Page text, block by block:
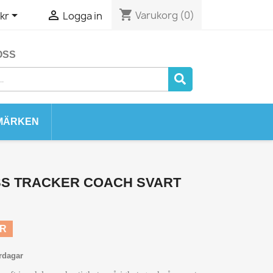
  Logga in shopping_cart Varukorg (0)
TRACKER COACH SVART